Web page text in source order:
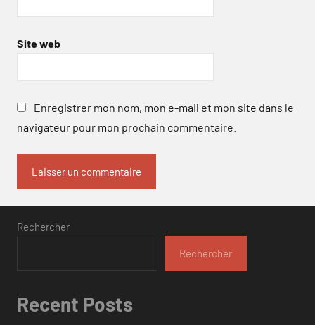
Site web
Enregistrer mon nom, mon e-mail et mon site dans le
navigateur pour mon prochain commentaire.
Rechercher
Rechercher
Recent Posts